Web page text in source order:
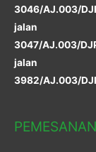
3046/AJ.003/
jalan
3047/AJ.003/
jalan
3982/AJ.003/
PEMESANAN